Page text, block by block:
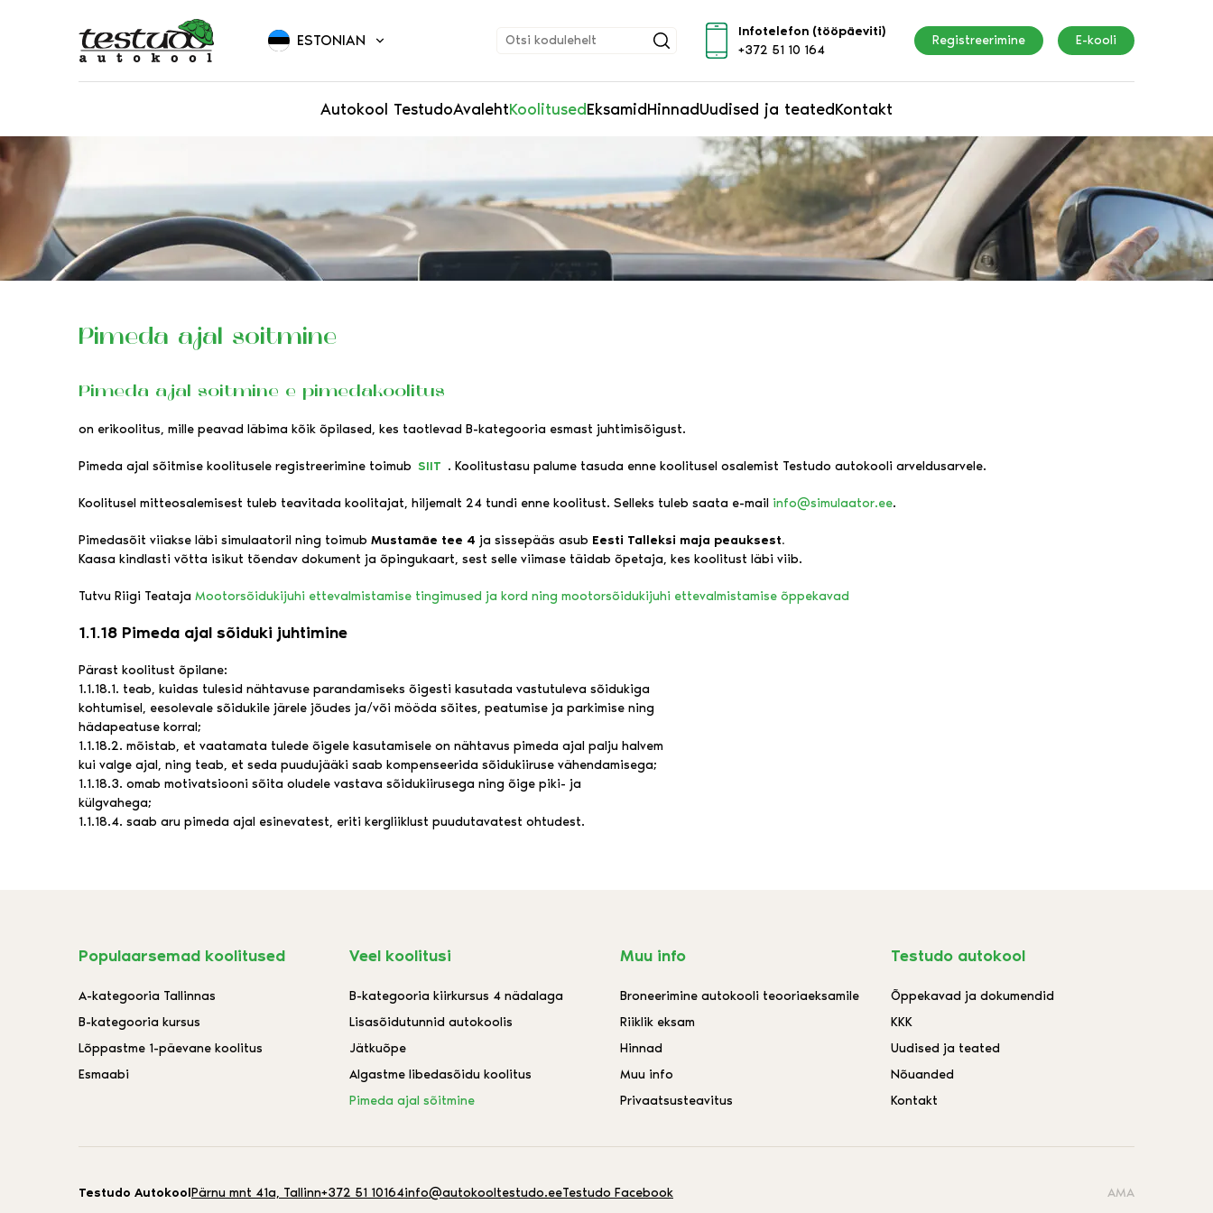
ESTONIAN
Infotelefon (tööpäeviti)
+372 51 10 164
Registreerimine E-kooli
Autokool TestudoAvalehtKoolitusedEksamidHinnadUudised ja teatedKontakt
Pimeda ajal sõitmine
Pimeda ajal sõitmine e pimedakoolitus
on erikoolitus, mille peavad läbima kõik õpilased, kes taotlevad B-kategooria esmast juhtimisõigust.
Pimeda ajal sõitmise koolitusele registreerimine toimub SIIT . Koolitustasu palume tasuda enne koolitusel osalemist Testudo autokooli arveldusarvele.
Koolitusel mitteosalemisest tuleb teavitada koolitajat, hiljemalt 24 tundi enne koolitust. Selleks tuleb saata e-mail info@simulaator.ee.
Pimedasõit viiakse läbi simulaatoril ning toimub Mustamäe tee 4 ja sissepääs asub Eesti Talleksi maja peauksest.
Kaasa kindlasti võtta isikut tõendav dokument ja õpingukaart, sest selle viimase täidab õpetaja, kes koolitust läbi viib.
Tutvu Riigi Teataja Mootorsõidukijuhi ettevalmistamise tingimused ja kord ning mootorsõidukijuhi ettevalmistamise õppekavad
1.1.18 Pimeda ajal sõiduki juhtimine
Pärast koolitust õpilane:
1.1.18.1. teab, kuidas tulesid nähtavuse parandamiseks õigesti kasutada vastutuleva sõidukiga
kohtumisel, eesolevale sõidukile järele jõudes ja/või mööda sõites, peatumise ja parkimise ning
hädapeatuse korral;
1.1.18.2. mõistab, et vaatamata tulede õigele kasutamisele on nähtavus pimeda ajal palju halvem
kui valge ajal, ning teab, et seda puudujääki saab kompenseerida sõidukiiruse vähendamisega;
1.1.18.3. omab motivatsiooni sõita oludele vastava sõidukiirusega ning õige piki- ja
külgvahega;
1.1.18.4. saab aru pimeda ajal esinevatest, eriti kergliiklust puudutavatest ohtudest.
Populaarsemad koolitused
A-kategooria Tallinnas
B-kategooria kursus
Lõppastme 1-päevane koolitus
Esmaabi
Veel koolitusi
B-kategooria kiirkursus 4 nädalaga
Lisasõidutunnid autokoolis
Jätkuõpe
Algastme libedasõidu koolitus
Pimeda ajal sõitmine
Muu info
Broneerimine autokooli teooriaeksamile
Riiklik eksam
Hinnad
Muu info
Privaatsusteavitus
Testudo autokool
Õppekavad ja dokumendid
KKK
Uudised ja teated
Nõuanded
Kontakt
Testudo AutokoolPärnu mnt 41a, Tallinn+372 51 10164info@autokooltestudo.eeTestudo Facebook AMA